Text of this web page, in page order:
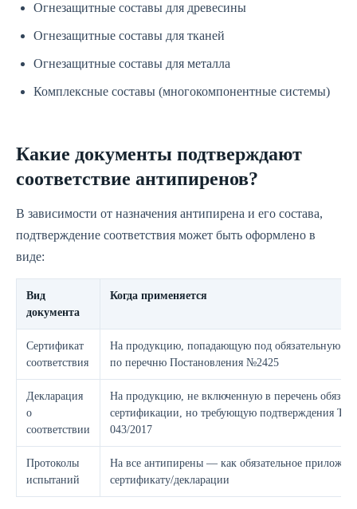
Огнезащитные составы для древесины
Огнезащитные составы для тканей
Огнезащитные составы для металла
Комплексные составы (многокомпонентные системы)
Какие документы подтверждают
соответствие антипиренов?
В зависимости от назначения антипирена и его состава,
подтверждение соответствия может быть оформлено в
виде:
Вид
документа
Когда применяется
Сертификат
соответствия
На продукцию, попадающую под обязательную
по перечню Постановления №2425
Декларация
о
соответствии
На продукцию, не включенную в перечень
сертификации, но требующую подтверждения
043/2017
Протоколы
испытаний
На все антипирены — как обязательное
сертификату/декларации